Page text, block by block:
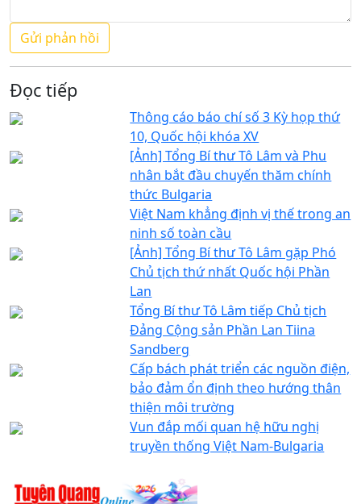
Đọc tiếp
Thông cáo báo chí số 3 Kỳ họp thứ
10, Quốc hội khóa XV
[Ảnh] Tổng Bí thư Tô Lâm và Phu
nhân bắt đầu chuyến thăm chính
thức Bulgaria
Việt Nam khẳng định vị thế trong an
ninh số toàn cầu
[Ảnh] Tổng Bí thư Tô Lâm gặp Phó
Chủ tịch thứ nhất Quốc hội Phần
Lan
Tổng Bí thư Tô Lâm tiếp Chủ tịch
Đảng Cộng sản Phần Lan Tiina
Sandberg
Cấp bách phát triển các nguồn điện,
bảo đảm ổn định theo hướng thân
thiện môi trường
Vun đắp mối quan hệ hữu nghị
truyền thống Việt Nam-Bulgaria